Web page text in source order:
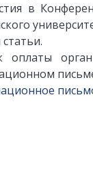
в
оплаты